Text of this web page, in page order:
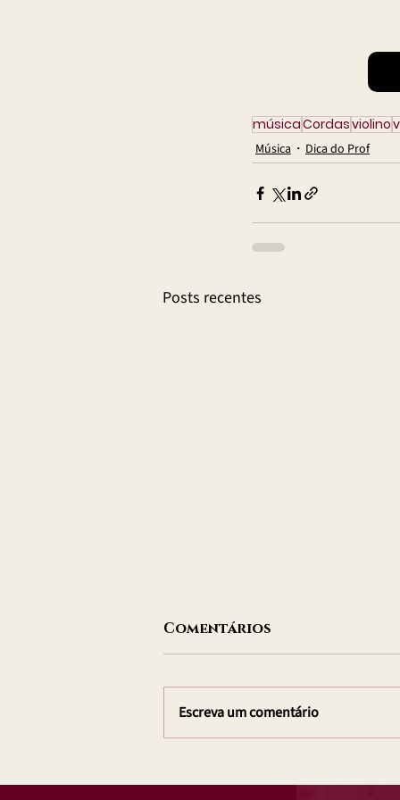
músicaCordasviolino
Música
Dica do Prof
Posts recentes
teatro?
Comentários
Escreva um comentário